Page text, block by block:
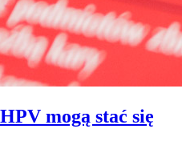
mogą stać się